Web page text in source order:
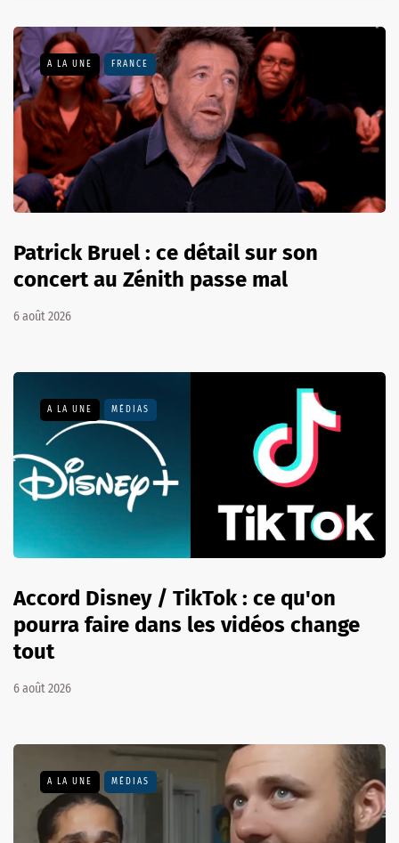
A LA UNE FRANCE
Patrick Bruel : ce détail sur son
concert au Zénith passe mal
6 août 2026
A LA UNE MÉDIAS
Accord Disney / TikTok : ce qu'on
pourra faire dans les vidéos change
tout
6 août 2026
A LA UNE MÉDIAS